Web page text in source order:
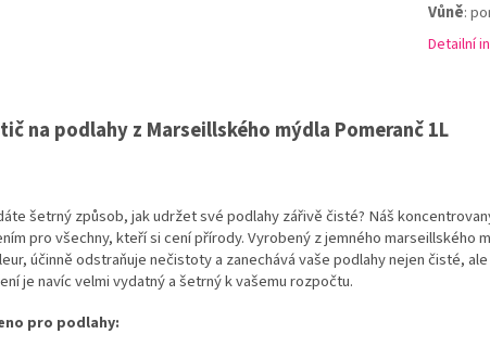
Vůně:
Detailní
na podlahy z Marseillského mýdla Pomeranč 1L
šetrný způsob, jak udržet své podlahy zářivě čisté? Náš
pro všechny, kteří si cení přírody. Vyrobený z jemného marseillského
účinně odstraňuje nečistoty a zanechává vaše podlahy nejen čisté,
je navíc velmi vydatný a šetrný k vašemu rozpočtu.
pro podlahy: